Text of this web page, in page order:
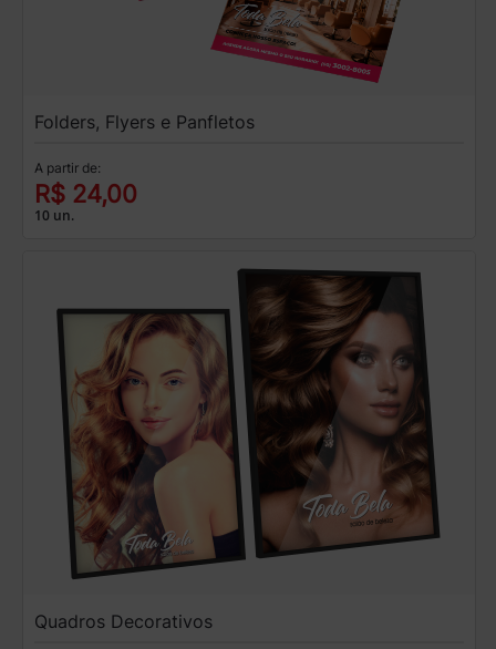
Folders, Flyers e Panfletos
A partir de:
R$ 24,00
10 un.
Quadros Decorativos